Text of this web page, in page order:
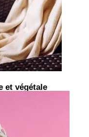
et végétale